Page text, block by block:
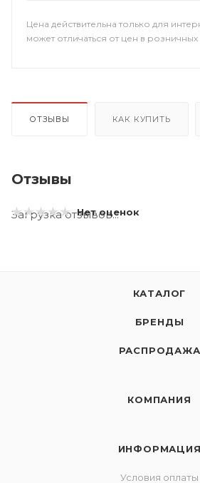
Цена действительна только для
может отличаться от цен в розничных
ОТЗЫВЫ КАК КУПИТЬ
Отзывы
Нет оценок
Загрузка отзывов...
КАТАЛОГ
БРЕНДЫ
РАСПРОДАЖА
КОМПАНИЯ
ИНФОРМАЦИЯ
Условия оплаты